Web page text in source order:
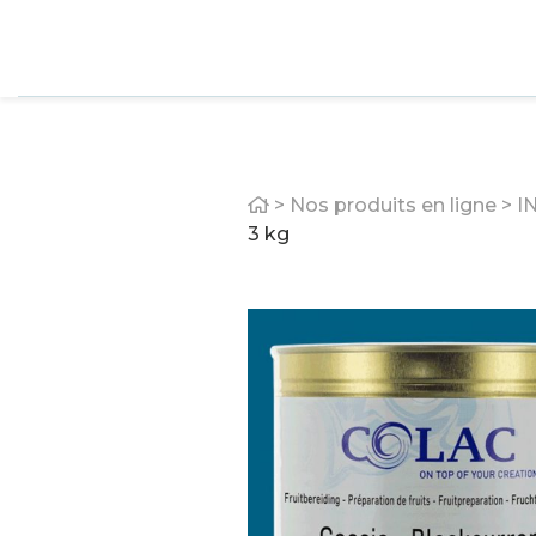
Home
> Nos produits en ligne >
3 kg